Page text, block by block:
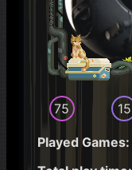
75 15
Played Games: